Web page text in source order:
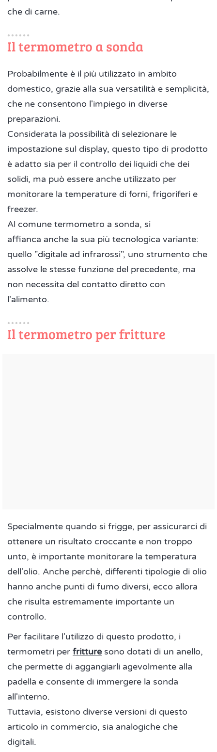
che di carne.
Il termometro a sonda
Probabilmente è il più utilizzato in ambito
domestico, grazie alla sua versatilità e semplicità,
che ne consentono l'impiego in diverse
preparazioni.
Considerata la possibilità di selezionare le
impostazione sul display, questo tipo di prodotto
è adatto sia per il controllo dei liquidi che dei
solidi, ma può essere anche utilizzato per
monitorare la temperature di forni, frigoriferi e
freezer.
Al comune termometro a sonda, si
affianca anche la sua più tecnologica variante:
quello "digitale ad infrarossi", uno strumento che
assolve le stesse funzione del precedente, ma
non necessita del contatto diretto con
l'alimento.
Il termometro per fritture
Specialmente quando si frigge, per assicurarci di
ottenere un risultato croccante e non troppo
unto, è importante monitorare la temperatura
dell'olio. Anche perchè, differenti tipologie di olio
hanno anche punti di fumo diversi, ecco allora
che risulta estremamente importante un
controllo.
Per facilitare l'utilizzo di questo prodotto, i
termometri per fritturesono dotati di un anello,
che permette di aggangiarli agevolmente alla
padella e consente di immergere la sonda
all'interno.
Tuttavia, esistono diverse versioni di questo
articolo in commercio, sia analogiche che
digitali.